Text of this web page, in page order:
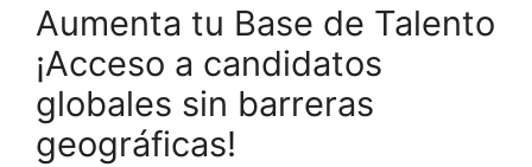
Aumenta tu Base de Talento
¡Acceso a candidatos
globales sin barreras
geográficas!